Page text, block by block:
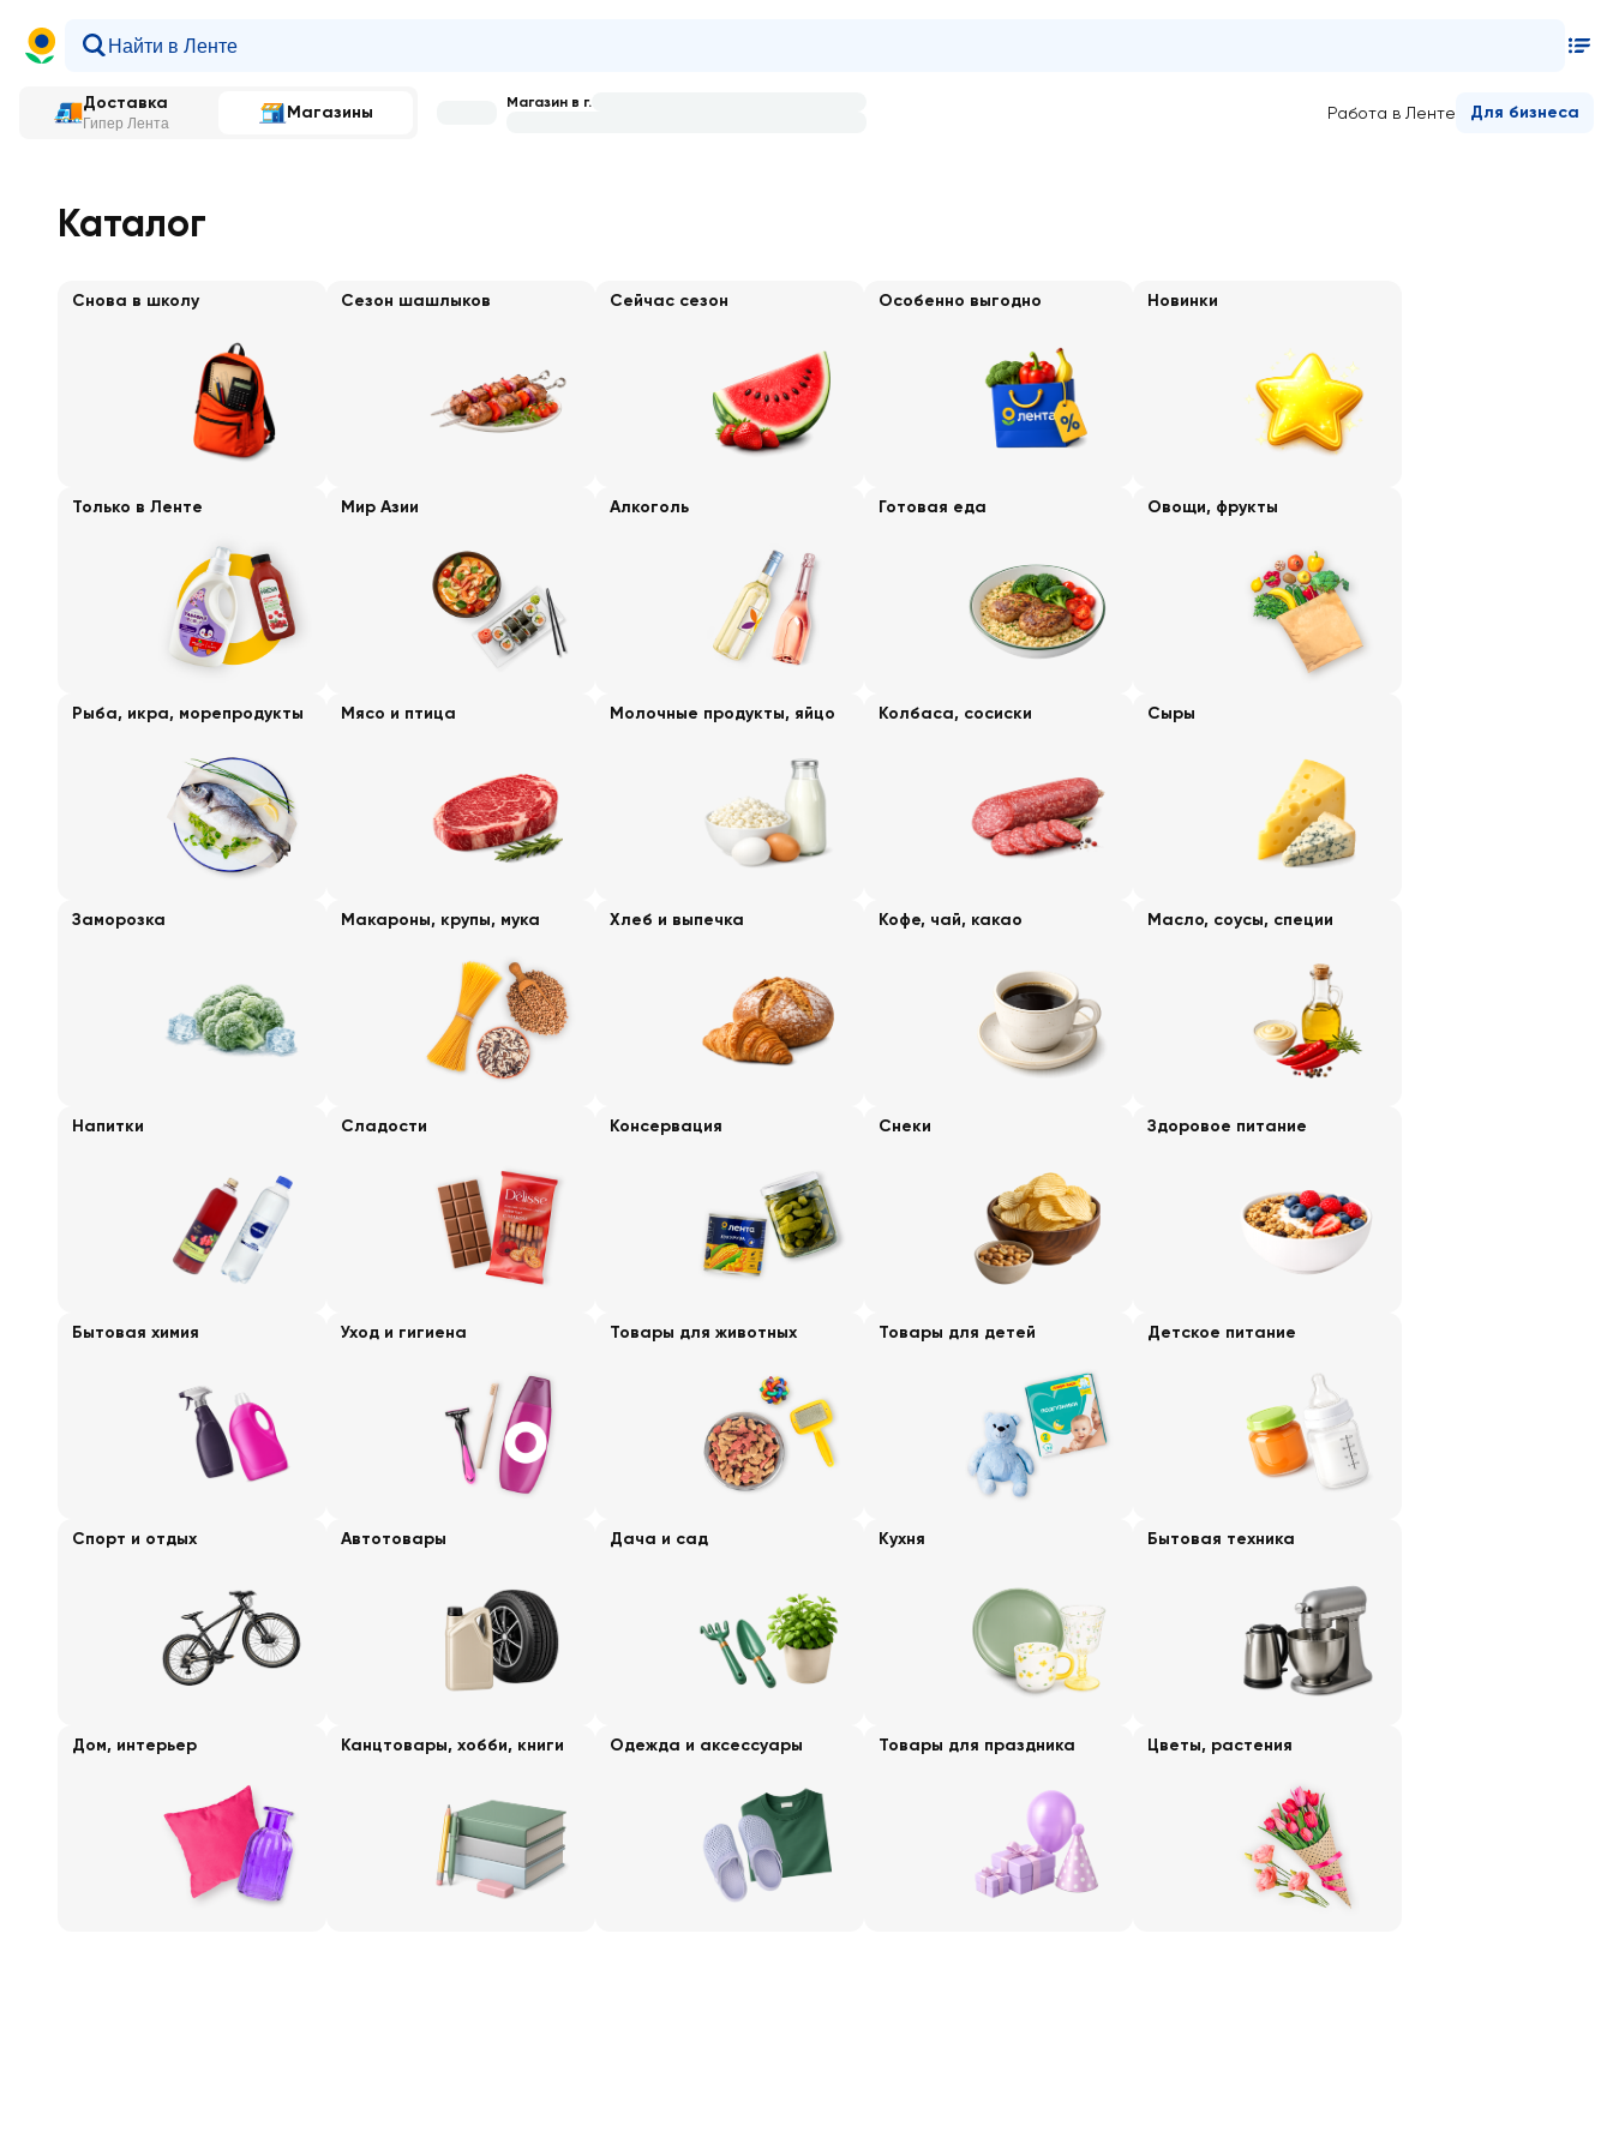
Доставка
Гипер Лента
Магазины Работа в Ленте Для бизнеса
Магазин в г.
Каталог
Снова в школу Сезон шашлыков Сейчас сезон Особенно выгодно Новинки
Только в Ленте Мир Азии Алкоголь Готовая еда Овощи, фрукты
Рыба, икра, морепродукты Мясо и птица Молочные продукты, яйцо Колбаса, сосиски Сыры
Заморозка Макароны, крупы, мука Хлеб и выпечка Кофе, чай, какао Масло, соусы, специи
Напитки Сладости Консервация Снеки Здоровое питание
Бытовая химия Уход и гигиена Товары для животных Товары для детей Детское питание
Спорт и отдых Автотовары Дача и сад Кухня Бытовая техника
Дом, интерьер Канцтовары, хобби, книги Одежда и аксессуары Товары для праздника Цветы, растения